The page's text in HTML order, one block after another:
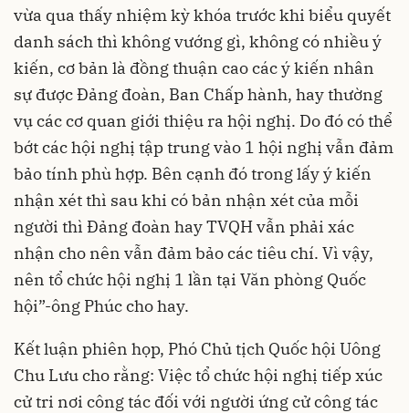
vừa qua thấy nhiệm kỳ khóa trước khi biểu quyết
danh sách thì không vướng gì, không có nhiều ý
kiến, cơ bản là đồng thuận cao các ý kiến nhân
sự được Đảng đoàn, Ban Chấp hành, hay thường
vụ các cơ quan giới thiệu ra hội nghị. Do đó có thể
bớt các hội nghị tập trung vào 1 hội nghị vẫn đảm
bảo tính phù hợp. Bên cạnh đó trong lấy ý kiến
nhận xét thì sau khi có bản nhận xét của mỗi
người thì Đảng đoàn hay TVQH vẫn phải xác
nhận cho nên vẫn đảm bảo các tiêu chí. Vì vậy,
nên tổ chức hội nghị 1 lần tại Văn phòng Quốc
hội”-ông Phúc cho hay.
Kết luận phiên họp, Phó Chủ tịch Quốc hội Uông
Chu Lưu cho rằng: Việc tổ chức hội nghị tiếp xúc
cử tri nơi công tác đối với người ứng cử công tác